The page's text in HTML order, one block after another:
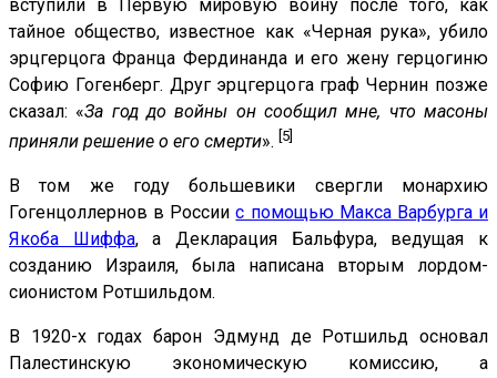
вступили в Первую мировую войну после того, как
тайное общество, известное как «Черная рука», убило
эрцгерцога Франца Фердинанда и его жену герцогиню
Софию Гогенберг. Друг эрцгерцога граф Чернин позже
сказал: «За год до войны он сообщил мне, что масоны
приняли решение о его смерти». [5]
В том же году большевики свергли монархию
Гогенцоллернов в Россиис помощью Макса Варбурга и
Якоба Шиффа, а Декларация Бальфура, ведущая к
созданию Израиля, была написана вторым лордом-
сионистом Ротшильдом.
В 1920-х годах барон Эдмунд де Ротшильд основал
Палестинскую экономическую комиссию, а